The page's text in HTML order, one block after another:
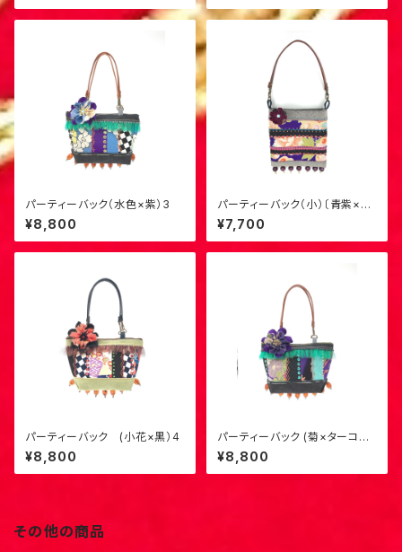
パーティーバック（水色×紫）3
¥8,800
パーティーバック（小）〔青紫×芍
薬〕S-4
¥7,700
パーティーバック (小花×黒）4
¥8,800
パーティーバック (菊×ターコイ
ズ）5
¥8,800
その他の商品